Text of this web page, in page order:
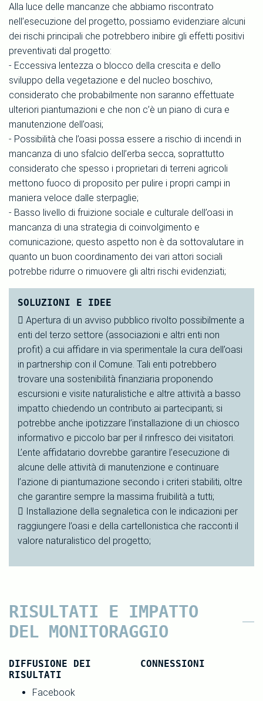
Alla luce delle mancanze che abbiamo riscontrato
nell’esecuzione del progetto, possiamo evidenziare alcuni
dei rischi principali che potrebbero inibire gli effetti positivi
preventivati dal progetto:
- Eccessiva lentezza o blocco della crescita e dello
sviluppo della vegetazione e del nucleo boschivo,
considerato che probabilmente non saranno effettuate
ulteriori piantumazioni e che non c’è un piano di cura e
manutenzione dell’oasi;
- Possibilità che l’oasi possa essere a rischio di incendi in
mancanza di uno sfalcio dell’erba secca, soprattutto
considerato che spesso i proprietari di terreni agricoli
mettono fuoco di proposito per pulire i propri campi in
maniera veloce dalle sterpaglie;
- Basso livello di fruizione sociale e culturale dell’oasi in
mancanza di una strategia di coinvolgimento e
comunicazione; questo aspetto non è da sottovalutare in
quanto un buon coordinamento dei vari attori sociali
potrebbe ridurre o rimuovere gli altri rischi evidenziati;
SOLUZIONI E IDEE
 Apertura di un avviso pubblico rivolto possibilmente a
enti del terzo settore (associazioni e altri enti non
profit) a cui affidare in via sperimentale la cura dell’oasi
in partnership con il Comune. Tali enti potrebbero
trovare una sostenibilità finanziaria proponendo
escursioni e visite naturalistiche e altre attività a basso
impatto chiedendo un contributo ai partecipanti; si
potrebbe anche ipotizzare l’installazione di un chiosco
informativo e piccolo bar per il rinfresco dei visitatori.
L’ente affidatario dovrebbe garantire l’esecuzione di
alcune delle attività di manutenzione e continuare
l’azione di piantumazione secondo i criteri stabiliti, oltre
che garantire sempre la massima fruibilità a tutti;
 Installazione della segnaletica con le indicazioni per
raggiungere l’oasi e della cartellonistica che racconti il
valore naturalistico del progetto;
RISULTATI E IMPATTO
DEL MONITORAGGIO
DIFFUSIONE DEI
RISULTATI
Facebook
CONNESSIONI